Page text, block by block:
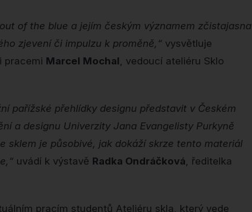
of the blue a jejím českým významem zčistajasna
zjevení či impulzu k proměně,“ vysvětluje
pracemi Marcel Mochal , vedoucí ateliéru Sklo
pařížské přehlídky designu představit v Českém
a designu Univerzity Jana Evangelisty Purkyně
sklem je působivé, jak dokáží skrze tento materiál
uvádí k výstavě Radka Ondráčková, ředitelka
pracím studentů Ateliéru skla, který vede